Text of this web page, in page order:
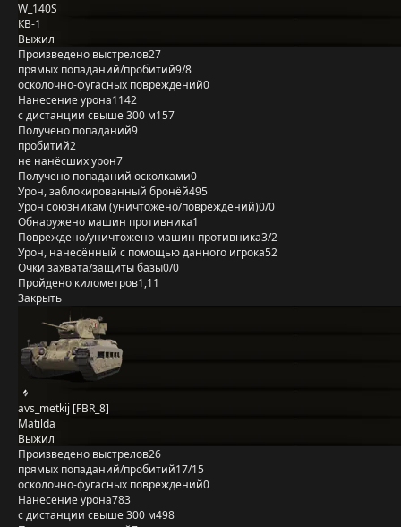
W_140S
КВ-1
Выжил
Произведено выстрелов27
прямых попаданий/пробитий9/8
осколочно-фугасных повреждений0
Нанесение урона1142
с дистанции свыше 300 м157
Получено попаданий9
пробитий2
не нанёсших урон7
Получено попаданий осколками0
Урон, заблокированный бронёй495
Урон союзникам (уничтожено/повреждений)0/0
Обнаружено машин противника1
Повреждено/уничтожено машин противника3/2
Урон, нанесённый с помощью данного игрока52
Очки захвата/защиты базы0/0
Пройдено километров1,11
Закрыть
avs_metkij [FBR_8]
Matilda
Выжил
Произведено выстрелов26
прямых попаданий/пробитий17/15
осколочно-фугасных повреждений0
Нанесение урона783
с дистанции свыше 300 м498